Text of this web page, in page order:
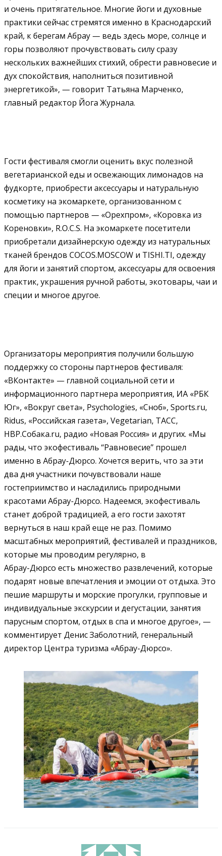
и очень притягательное. Многие йоги и духовные
практики сейчас стремятся именно в Краснодарский
край, к берегам Абрау — ведь здесь море, солнце и
горы позволяют прочувствовать силу сразу
нескольких важнейших стихий, обрести равновесие и
дух спокойствия, наполниться позитивной
энергетикой», — говорит Татьяна Марченко,
главный редактор Йога Журнала.
Гости фестиваля смогли оценить вкус полезной
вегетарианской еды и освежающих лимонадов на
фудкорте, приобрести аксессуары и натуральную
косметику на экомаркете, организованном с
помощью партнеров — «Орехпром», «Коровка из
Кореновки», R.О.С.S. На экомаркете посетители
приобретали дизайнерскую одежду из натуральных
тканей брендов COCOS.MOSCOW и TISHI.TI, одежду
для йоги и занятий спортом, аксессуары для освоения
практик, украшения ручной работы, экотовары, чаи и
специи и многое другое.
Организаторы мероприятия получили большую
поддержку со стороны партнеров фестиваля:
«ВКонтакте» — главной социальной сети и
информационного партнера мероприятия, ИА «РБК
Юг», «Вокруг света», Psychologies, «Сноб», Sports.ru,
Ridus, «Российская газета», Vegetarian, ТАСС,
НВР.Собака.ru, радио «Новая Россия» и других. «Мы
рады, что экофестиваль “Равновесие” прошел
именно в Абрау-Дюрсо. Хочется верить, что за эти
два дня участники почувствовали наше
гостеприимство и насладились природными
красотами Абрау-Дюрсо. Надеемся, экофестиваль
станет доброй традицией, а его гости захотят
вернуться в наш край еще не раз. Помимо
масштабных мероприятий, фестивалей и праздников,
которые мы проводим регулярно, в
Абрау-Дюрсо есть множество развлечений, которые
подарят новые впечатления и эмоции от отдыха. Это
пешие маршруты и морские прогулки, групповые и
индивидуальные экскурсии и дегустации, занятия
парусным спортом, отдых в спа и многое другое», —
комментирует Денис Заболотний, генеральный
директор Центра туризма «Абрау-Дюрсо».